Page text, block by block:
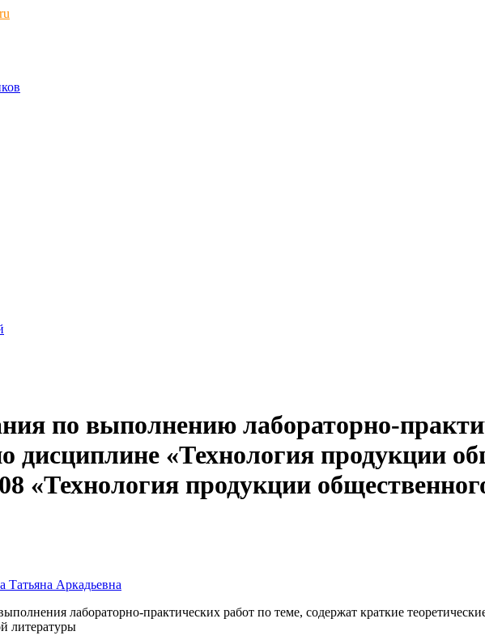
по выполнению лабораторно-
дисциплине «Технология продукции
«Технология продукции
Татьяна Аркадьевна
лабораторно-практических работ по теме, содержат краткие
литературы